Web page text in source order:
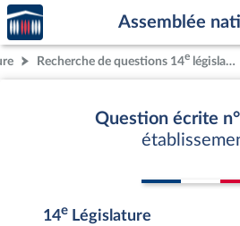
Aller au contenu
Aller en bas de la page
Accèder
à la
page
d'accueil
Assemblée
Recherche de questions 14e législature
Question écrite
14e Législature